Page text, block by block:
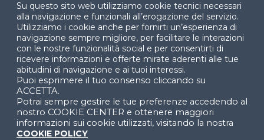
YouTube X
© 2024 Copyright © Politecnico di Milano Dipartimento
di Ingegneria Gestionale
Su questo sito web utilizziamo cookie tecnici necessari
alla navigazione e funzionali all’erogazione del servizio.
Utilizziamo i cookie anche per fornirti un’esperienza di
navigazione sempre migliore, per facilitare le interazioni
con le nostre funzionalità social e per consentirti di
ricevere informazioni e offerte mirate aderenti alle tue
abitudini di navigazione e ai tuoi interessi.
Puoi esprimere il tuo consenso cliccando su
ACCETTA.
Potrai sempre gestire le tue preferenze accedendo al
nostro COOKIE CENTER e ottenere maggiori
informazioni sui cookie utilizzati, visitando la nostra
COOKIE POLICY